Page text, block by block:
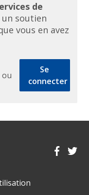
de
soutien
vous en avez
ou
Se
connecter